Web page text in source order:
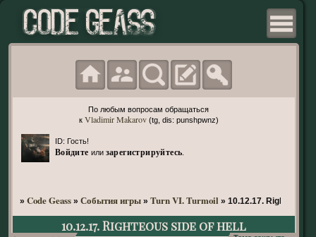
По любым вопросам обращаться
к Vladimir Makarov(tg, dis: punshpwnz)
ID: Гость!
Войдите или зарегистрируйтесь
» Code Geass » События игры » Turn VI. Turmoil » 10.12.17. Righteous
10.12.17. Righteous side of hell